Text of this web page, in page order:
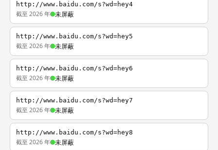
http://www.baidu.com/s?wd=hey4
截至 2026 年 未屏蔽
http://www.baidu.com/s?wd=hey5
截至 2026 年 未屏蔽
http://www.baidu.com/s?wd=hey6
截至 2026 年 未屏蔽
http://www.baidu.com/s?wd=hey7
截至 2026 年 未屏蔽
http://www.baidu.com/s?wd=hey8
截至 2026 年 未屏蔽